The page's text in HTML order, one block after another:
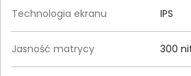
Technologia ekranu IPS
Jasność matrycy 300